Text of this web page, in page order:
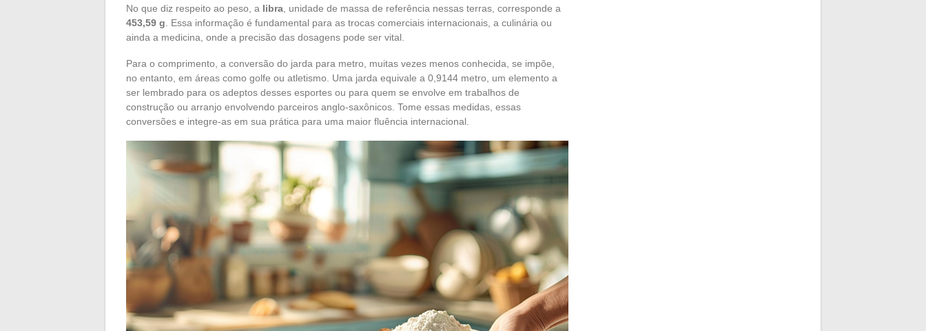
No que diz respeito ao peso, a libra , unidade de massa de referência nessas terras, corresponde a
453,59 g . Essa informação é fundamental para as trocas comerciais internacionais, a culinária ou
ainda a medicina, onde a precisão das dosagens pode ser vital.
Para o comprimento, a conversão do jarda para metro, muitas vezes menos conhecida, se impõe,
no entanto, em áreas como golfe ou atletismo. Uma jarda equivale a 0,9144 metro, um elemento a
ser lembrado para os adeptos desses esportes ou para quem se envolve em trabalhos de
construção ou arranjo envolvendo parceiros anglo-saxônicos. Tome essas medidas, essas
conversões e integre-as em sua prática para uma maior fluência internacional.